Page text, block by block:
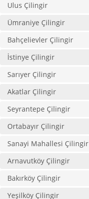
Ulus Çilingir
Ümraniye Çilingir
Bahçelievler Çilingir
İstinye Çilingir
Sarıyer Çilingir
Akatlar Çilingir
Seyrantepe Çilingir
Ortabayır Çilingir
Sanayi Mahallesi Çilingir
Arnavutköy Çilingir
Bakırköy Çilingir
Yeşilköy Çilingir